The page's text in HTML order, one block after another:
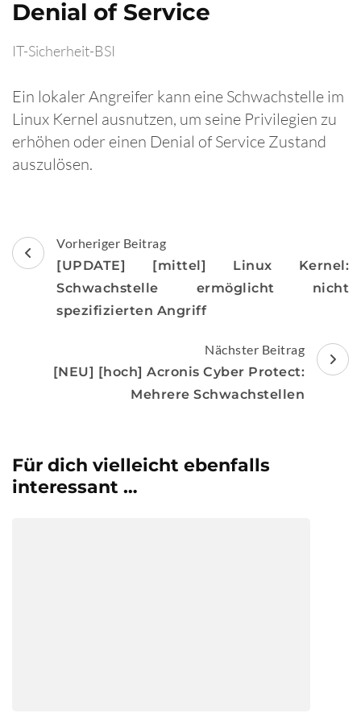
Denial of Service
IT-Sicherheit-BSI
Ein lokaler Angreifer kann eine Schwachstelle im
Linux Kernel ausnutzen, um seine Privilegien zu
erhöhen oder einen Denial of Service Zustand
auszulösen.
Beitragsnavigation
Vorheriger Beitrag
[UPDATE] [mittel] Linux Kernel:
Schwachstelle ermöglicht nicht
spezifizierten Angriff
Nächster Beitrag
[NEU] [hoch] Acronis Cyber Protect:
Mehrere Schwachstellen
Für dich vielleicht ebenfalls
interessant …